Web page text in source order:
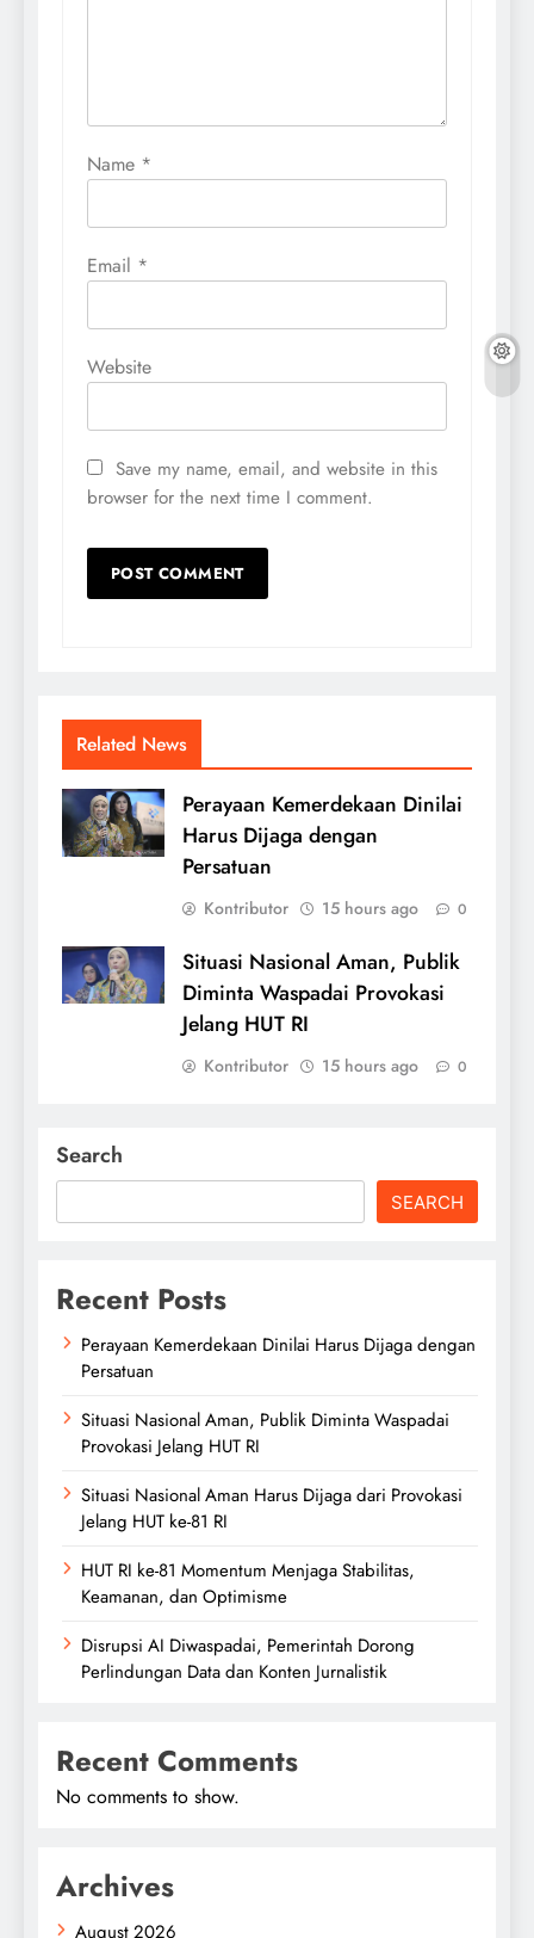
Name *
Email *
Website
Save my name, email, and website in this
browser for the next time I comment.
Related News
Perayaan Kemerdekaan Dinilai
Harus Dijaga dengan
Persatuan
Kontributor 15 hours ago 0
Situasi Nasional Aman, Publik
Diminta Waspadai Provokasi
Jelang HUT RI
Kontributor 15 hours ago 0
Search
SEARCH
Recent Posts
Perayaan Kemerdekaan Dinilai Harus Dijaga dengan
Persatuan
Situasi Nasional Aman, Publik Diminta Waspadai
Provokasi Jelang HUT RI
Situasi Nasional Aman Harus Dijaga dari Provokasi
Jelang HUT ke-81 RI
HUT RI ke-81 Momentum Menjaga Stabilitas,
Keamanan, dan Optimisme
Disrupsi AI Diwaspadai, Pemerintah Dorong
Perlindungan Data dan Konten Jurnalistik
Recent Comments
No comments to show.
Archives
August 2026